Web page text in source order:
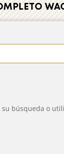
búsqueda o